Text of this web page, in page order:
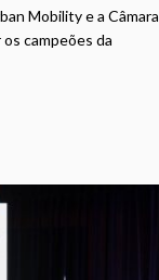
Mobility e a Câmara
campeões da